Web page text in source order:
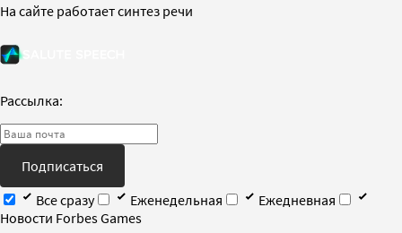
На сайте работает синтез речи
Рассылка:
Подписаться
Все сразу
Еженедельная
Ежедневная
Новости Forbes Games